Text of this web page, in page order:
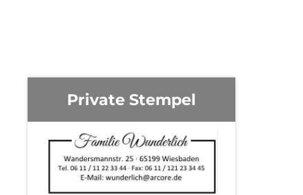
Private Stempel